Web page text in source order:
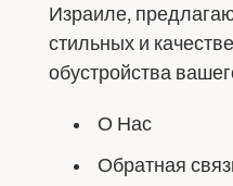
Израиле,
стильных и
обустройства
О Нас
Обратная